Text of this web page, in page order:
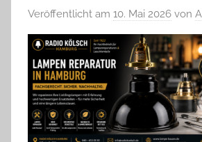
Veröffentlicht am 10. Mai 2026 von